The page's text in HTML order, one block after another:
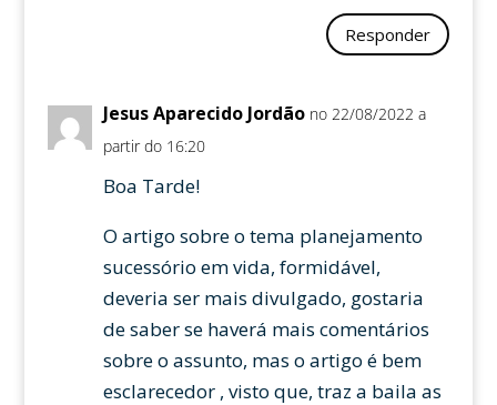
Responder
Jesus Aparecido Jordão no 22/08/2022 a
partir do 16:20
Boa Tarde!
O artigo sobre o tema planejamento
sucessório em vida, formidável,
deveria ser mais divulgado, gostaria
de saber se haverá mais comentários
sobre o assunto, mas o artigo é bem
esclarecedor , visto que, traz a baila as